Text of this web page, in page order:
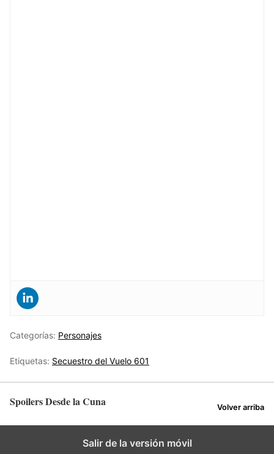
Categorías: Personajes
Etiquetas: Secuestro del Vuelo 601
Spoilers Desde la Cuna Volver arriba
Salir de la versión móvil